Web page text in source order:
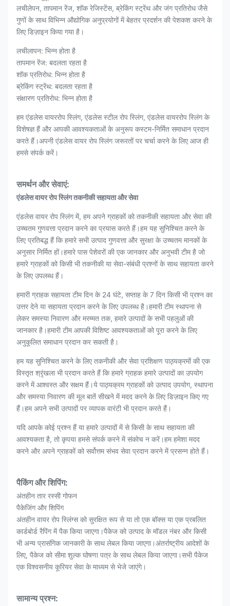
लचीलेपन, तापमान रेंज, शॉक रेजिस्टेंस, ब्रेकिंग स्ट्रेंथ और जंग प्रतिरोध जैसे
गुणों के साथ विभिन्न औद्योगिक अनुप्रयोगों में बेहतर प्रदर्शन की पेशकश करने के
लिए डिज़ाइन किया गया है।
लचीलापन: भिन्न होता है
तापमान रेंज: बदलता रहता है
शॉक प्रतिरोध: भिन्न होता है
ब्रेकिंग स्ट्रेंथ: बदलता रहता है
संक्षारण प्रतिरोध: भिन्न होता है
हम एंडलेस वायररोप स्लिंग, एंडलेस स्टील रोप स्लिंग, एंडलेस वायररोप स्लिंग के
विशेषज्ञ हैं और आपकी आवश्यकताओं के अनुरूप कस्टम-निर्मित समाधान प्रदान
करते हैं।अपनी एंडलेस वायर रोप स्लिंग जरूरतों पर चर्चा करने के लिए आज ही
हमसे संपर्क करें।
समर्थन और सेवाएं:
एंडलेस वायर रोप स्लिंग तकनीकी सहायता और सेवा
एंडलेस वायर रोप स्लिंग में, हम अपने ग्राहकों को तकनीकी सहायता और सेवा की
उच्चतम गुणवत्ता प्रदान करने का प्रयास करते हैं।हम यह सुनिश्चित करने के
लिए प्रतिबद्ध हैं कि हमारे सभी उत्पाद गुणवत्ता और सुरक्षा के उच्चतम मानकों के
अनुसार निर्मित हों।हमारे पास पेशेवरों की एक जानकार और अनुभवी टीम है जो
हमारे ग्राहकों को किसी भी तकनीकी या सेवा-संबंधी प्रश्नों के साथ सहायता करने
के लिए उपलब्ध हैं।
हमारी ग्राहक सहायता टीम दिन के 24 घंटे, सप्ताह के 7 दिन किसी भी प्रश्न का
उत्तर देने या सहायता प्रदान करने के लिए उपलब्ध है।हमारी टीम स्थापना से
लेकर समस्या निवारण और मरम्मत तक, हमारे उत्पादों के सभी पहलुओं की
जानकार है।हमारी टीम आपकी विशिष्ट आवश्यकताओं को पूरा करने के लिए
अनुकूलित समाधान प्रदान कर सकती है।
हम यह सुनिश्चित करने के लिए तकनीकी और सेवा प्रशिक्षण पाठ्यक्रमों की एक
विस्तृत श्रृंखला भी प्रदान करते हैं कि हमारे ग्राहक हमारे उत्पादों का उपयोग
करने में आश्वस्त और सक्षम हैं।ये पाठ्यक्रम ग्राहकों को उत्पाद उपयोग, स्थापना
और समस्या निवारण की मूल बातें सीखने में मदद करने के लिए डिज़ाइन किए गए
हैं।हम अपने सभी उत्पादों पर व्यापक वारंटी भी प्रदान करते हैं।
यदि आपके कोई प्रश्न हैं या हमारे उत्पादों में से किसी के साथ सहायता की
आवश्यकता है, तो कृपया हमसे संपर्क करने में संकोच न करें।हम हमेशा मदद
करने और अपने ग्राहकों को सर्वोत्तम संभव सेवा प्रदान करने में प्रसन्न होते हैं।
पैकिंग और शिपिंग:
अंतहीन तार रस्सी गोफन
पैकेजिंग और शिपिंग
अंतहीन वायर रोप स्लिंग्स को सुरक्षित रूप से या तो एक बॉक्स या एक प्रबलित
कार्डबोर्ड रैपिंग में पैक किया जाएगा।पैकेज को उत्पाद के मॉडल नंबर और किसी
भी अन्य प्रासंगिक जानकारी के साथ लेबल किया जाएगा।अंतर्राष्ट्रीय आदेशों के
लिए, पैकेज को सीमा शुल्क घोषणा पत्र के साथ लेबल किया जाएगा।सभी पैकेज
एक विश्वसनीय कूरियर सेवा के माध्यम से भेजे जाएंगे।
सामान्य प्रश्न: